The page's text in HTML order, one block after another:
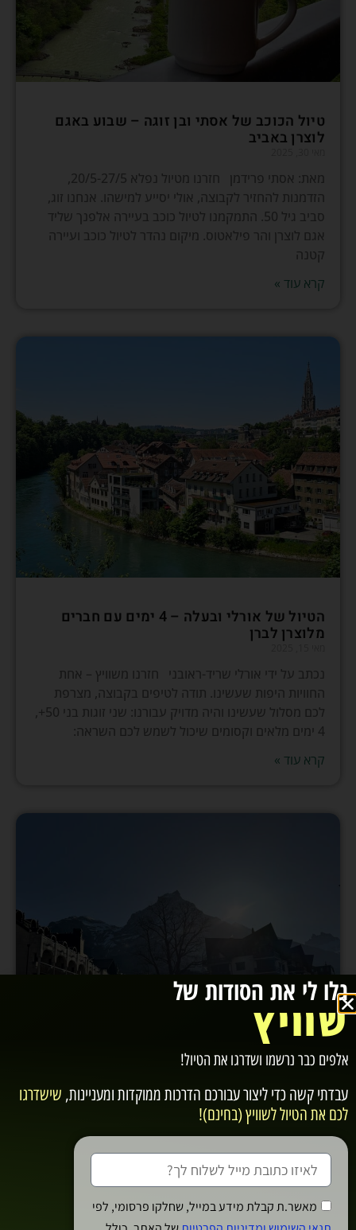
טיול הכוכב של אסתי ובן זוגה – שבוע באגם
לוצרן באביב
מאת: אסתי פרידמן חזרנו מטיול נפלא 20/5-27/5,
הזדמנות להחזיר לקבוצה, אולי יסייע למישהו. אנחנו זוג,
סביב גיל 50. התמקמנו לטיול כוכב בעיירה אלפנך שליד
אגם לוצרן והר פילאטוס. מיקום נהדר לטיול כוכב ועיירה
קטנה
קרא עוד »
הטיול של אורלי ובעלה – 4 ימים עם חברים
מלוצרן לברן
נכתב על ידי אורלי שריד-ראובני חזרנו משוויץ – אחת
החוויות היפות שעשינו. תודה לטיפים בקבוצה, מצרפת
לכם מסלול שעשינו והיה מדויק עבורנו: שני זוגות בני 50+,
4 ימים מלאים וקסומים שיכול לשמש לכם השראה:
קרא עוד »
הטיול של מעיין והמשפחה ממילאנו ליער
השחור דרך לוצרן ואנגלברג
נכתב על ידי מעיין סבג תודה לקבוצה הזאת שעזרה לי
מאוד! חזרנו מטיול קסום בשוויץ. הטיפ הכי חזק שיש לי זה
שימו לב ל-Half Price (לרכישת כרטיס ה-Swiss Half
Fare card, הקליקו כאן…). שמקנה חצי
גלו לי את הסודות של
שוויץ
אלפים כבר נרשמו ושדרגו את הטיול!
עבדתי קשה כדי ליצור עבורכם הדרכות ממוקדות ומעניינות, שישדרגו
לכם את הטיול לשוויץ (בחינם)!
מאשר.ת קבלת מידע במייל, שחלקו פרסומי, לפי